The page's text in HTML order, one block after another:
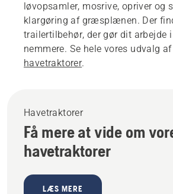
løvopsamler, mosrive, opriver og
klargøring af græsplænen. Der
trailertilbehør, der gør dit arbejde
nemmere. Se hele vores udvalg
havetraktorer.
Havetraktorer
Få mere at vide om
havetraktorer
LÆS MERE